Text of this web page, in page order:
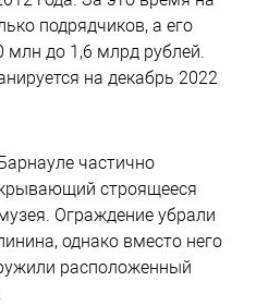
подрядчиков, а его
млн до 1,6 млрд рублей.
на декабрь 2022
частично
строящееся
Ограждение убрали
однако вместо него
расположенный